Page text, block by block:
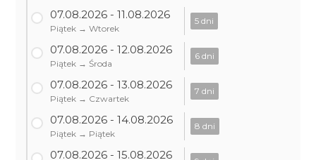
07.08.2026 - 11.08.2026
Piątek → Wtorek
5 dni
07.08.2026 - 12.08.2026
Piątek → Środa
6 dni
07.08.2026 - 13.08.2026
Piątek → Czwartek
7 dni
07.08.2026 - 14.08.2026
Piątek → Piątek
8 dni
07.08.2026 - 15.08.2026